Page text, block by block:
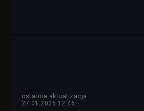
ostatnia aktualizacja:
27.01.2026 12:46